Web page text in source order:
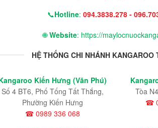
📞Hotline: 094.3838.278 -
🌐Website: https://
HỆ THỐNG CHI NHÁNH KANGAROO
Kiến Hưng (Văn Phú)
Số 4 BT6, Phố Tống Tất Thắng,
Phường Kiến Hưng
☎ 0989 336 068
Tòa
☎